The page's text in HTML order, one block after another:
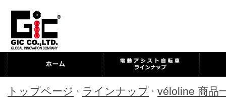
トップページ ラインナップ véloline 商品